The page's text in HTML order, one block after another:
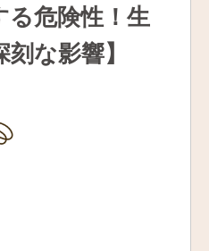
る危険性！生
な影響】